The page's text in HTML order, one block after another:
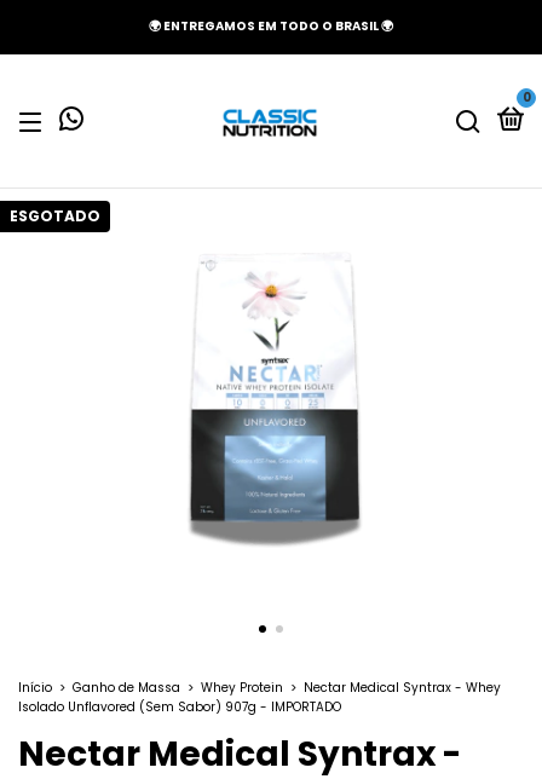
🌍 ENTREGAMOS EM TODO O BRASIL 🌍
0
ESGOTADO
Início > Ganho de Massa > Whey Protein > Nectar Medical Syntrax - Whey
Isolado Unflavored (Sem Sabor) 907g - IMPORTADO
Nectar Medical Syntrax -